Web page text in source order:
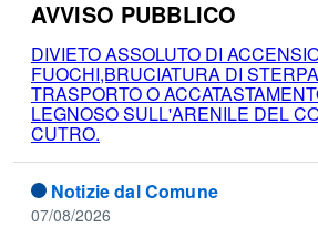
AVVISO PUBBLICO
DIVIETO ASSOLUTO DI
FUOCHI,BRUCIATURA DI
TRASPORTO O
LEGNOSO SULL'ARENILE DEL
CUTRO.
Notizie dal Comune
07/08/2026